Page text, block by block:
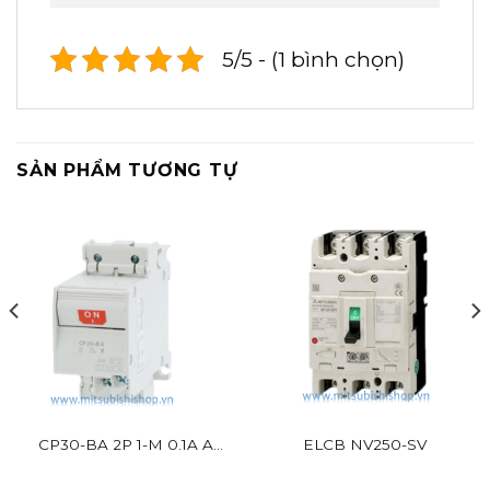
5/5 - (1 bình chọn)
SẢN PHẨM TƯƠNG TỰ
CP30-BA 2P 1-M 0.1A A
ELCB NV250-SV